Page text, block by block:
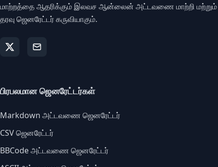
மாற்றத்தை ஆதரிக்கும் இலவச ஆன்லைன் அட்டவணை மாற்றி மற்றும்
தரவு ஜெனரேட்டர் கருவியாகும்.
பிரபலமான ஜெனரேட்டர்கள்
Markdown அட்டவணை ஜெனரேட்டர்
CSV ஜெனரேட்டர்
BBCode அட்டவணை ஜெனரேட்டர்